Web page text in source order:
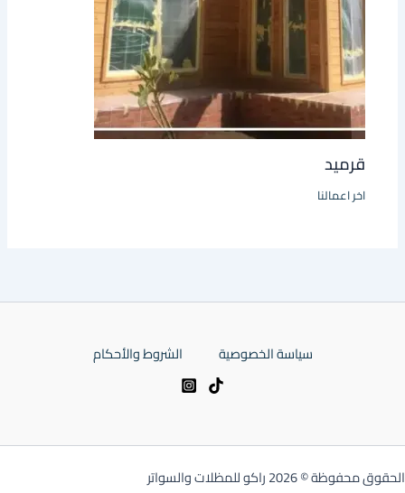
قرميد
اخر اعمالنا
سياسة الخصوصية الشروط والأحكام
الحقوق محفوظة © 2026 راكو للمظلات والسواتر